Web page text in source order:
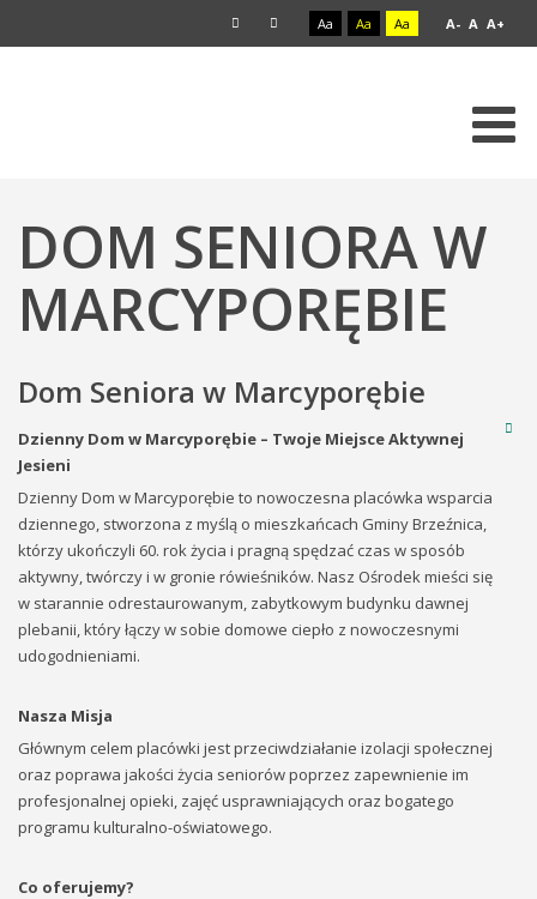
Aa Aa Aa A- A A+
DOM SENIORA W
MARCYPORĘBIE
Dom Seniora w Marcyporębie
Dzienny Dom w Marcyporębie – Twoje Miejsce Aktywnej
Jesieni
Dzienny Dom w Marcyporębie to nowoczesna placówka wsparcia
dziennego, stworzona z myślą o mieszkańcach Gminy Brzeźnica,
którzy ukończyli 60. rok życia i pragną spędzać czas w sposób
aktywny, twórczy i w gronie rówieśników. Nasz Ośrodek mieści się
w starannie odrestaurowanym, zabytkowym budynku dawnej
plebanii, który łączy w sobie domowe ciepło z nowoczesnymi
udogodnieniami.
Nasza Misja
Głównym celem placówki jest przeciwdziałanie izolacji społecznej
oraz poprawa jakości życia seniorów poprzez zapewnienie im
profesjonalnej opieki, zajęć usprawniających oraz bogatego
programu kulturalno-oświatowego.
Co oferujemy?